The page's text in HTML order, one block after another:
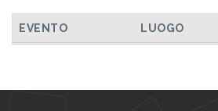
EVENTO LUOGO